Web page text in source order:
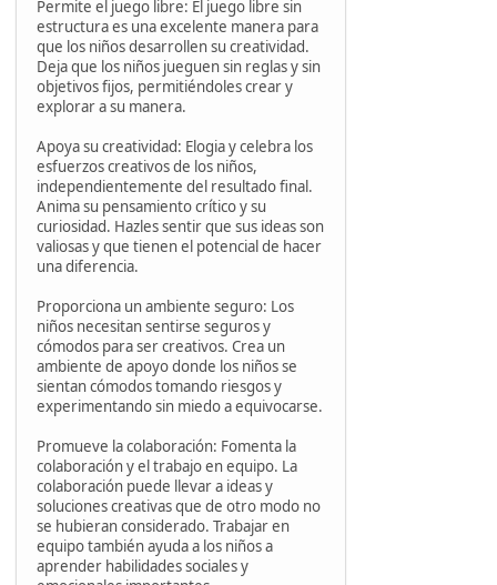
Permite el juego libre: El juego libre sin
estructura es una excelente manera para
que los niños desarrollen su creatividad.
Deja que los niños jueguen sin reglas y sin
objetivos fijos, permitiéndoles crear y
explorar a su manera.
Apoya su creatividad: Elogia y celebra los
esfuerzos creativos de los niños,
independientemente del resultado final.
Anima su pensamiento crítico y su
curiosidad. Hazles sentir que sus ideas son
valiosas y que tienen el potencial de hacer
una diferencia.
Proporciona un ambiente seguro: Los
niños necesitan sentirse seguros y
cómodos para ser creativos. Crea un
ambiente de apoyo donde los niños se
sientan cómodos tomando riesgos y
experimentando sin miedo a equivocarse.
Promueve la colaboración: Fomenta la
colaboración y el trabajo en equipo. La
colaboración puede llevar a ideas y
soluciones creativas que de otro modo no
se hubieran considerado. Trabajar en
equipo también ayuda a los niños a
aprender habilidades sociales y